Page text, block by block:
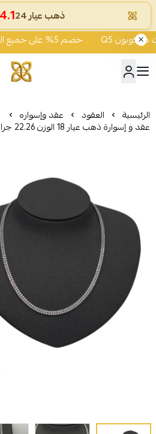
خصم 5% على جميع المجوهرات مع كوبون Q5
شركة
الرئيسية العقود عقد وإسواره
عقد و إسوارة ذهب عيار 18 الوزن 22.26 جرام
ذهب عيار 24